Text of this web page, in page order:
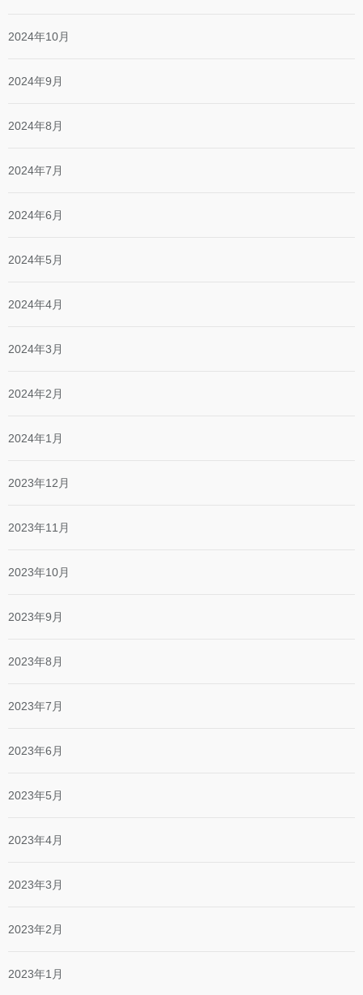
2024年10月
2024年9月
2024年8月
2024年7月
2024年6月
2024年5月
2024年4月
2024年3月
2024年2月
2024年1月
2023年12月
2023年11月
2023年10月
2023年9月
2023年8月
2023年7月
2023年6月
2023年5月
2023年4月
2023年3月
2023年2月
2023年1月